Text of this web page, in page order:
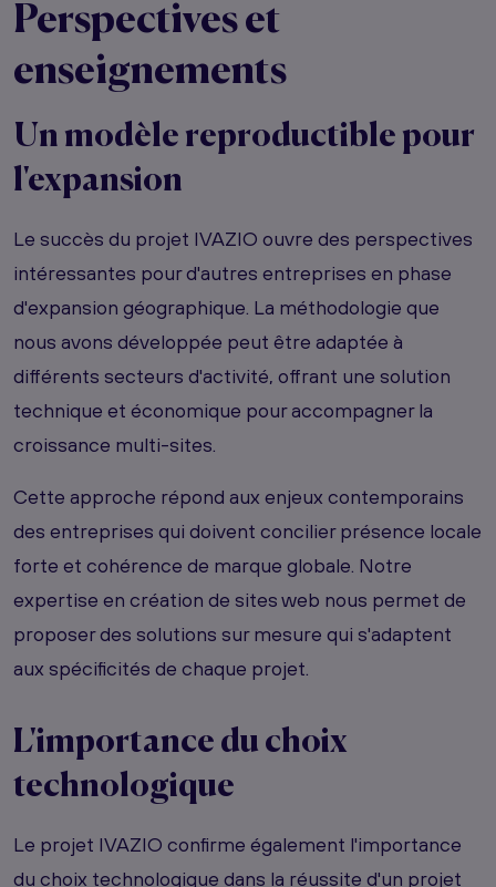
Perspectives et
enseignements
Un modèle reproductible pour
l'expansion
Le succès du projet IVAZIO ouvre des perspectives
intéressantes pour d'autres entreprises en phase
d'expansion géographique. La méthodologie que
nous avons développée peut être adaptée à
différents secteurs d'activité, offrant une solution
technique et économique pour accompagner la
croissance multi-sites.
Cette approche répond aux enjeux contemporains
des entreprises qui doivent concilier présence locale
forte et cohérence de marque globale. Notre
expertise en création de sites web nous permet de
proposer des solutions sur mesure qui s'adaptent
aux spécificités de chaque projet.
L'importance du choix
technologique
Le projet IVAZIO confirme également l'importance
du choix technologique dans la réussite d'un projet